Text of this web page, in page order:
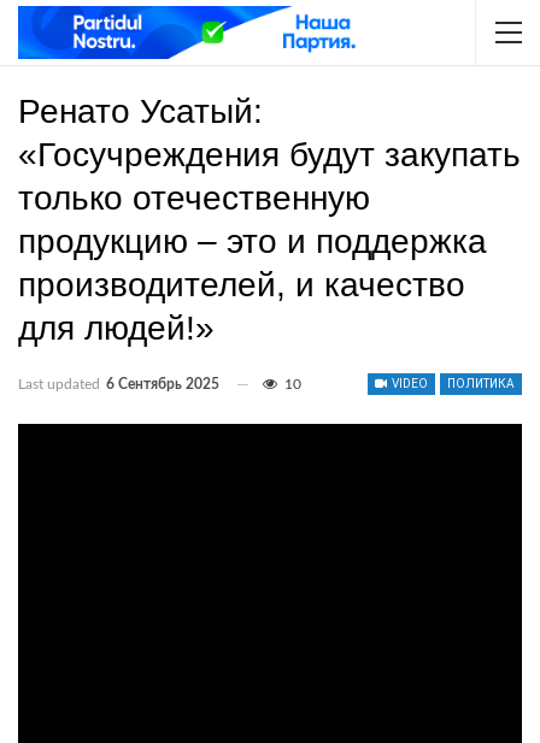
Ренато Усатый:
«Госучреждения будут закупать
только отечественную
продукцию – это и поддержка
производителей, и качество
для людей!»
VIDEO ПОЛИТИКА
Last updated 6 Сентябрь 2025 10